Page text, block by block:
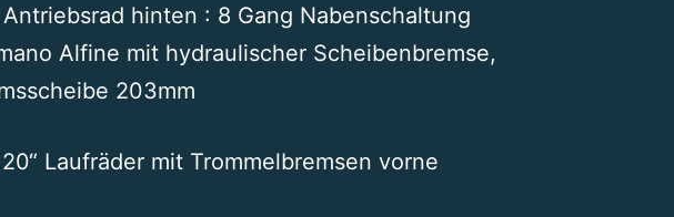
Antriebsrad hinten : 8 Gang Nabenschaltung
Alfine mit hydraulischer Scheibenbremse,
203mm
Laufräder mit Trommelbremsen vorne